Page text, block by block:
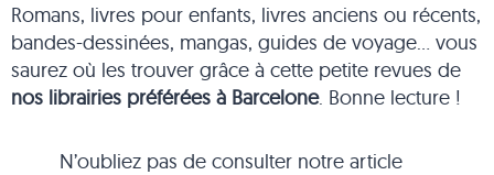
Romans, livres pour enfants, livres anciens ou récents,
bandes-dessinées, mangas, guides de voyage… vous
saurez où les trouver grâce à cette petite revues de
nos librairies préférées à Barcelone. Bonne lecture !
N’oubliez pas de consulter notre article